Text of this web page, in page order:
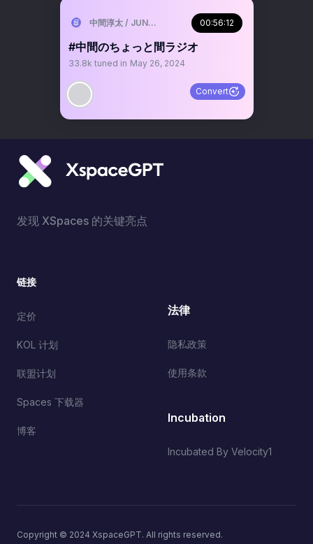
中間淳太 / JUNTA NAKAMA00:56:12
#中間のちょっと間ラジオ
33.8k tuned in May 26, 2024
Convert
发现 XSpaces 的关键亮点
链接
定价
KOL 计划
联盟计划
Spaces 下载器
博客
法律
隐私政策
使用条款
Incubation
Incubated By Velocity1
Copyright © 2024 XspaceGPT. All rights reserved.